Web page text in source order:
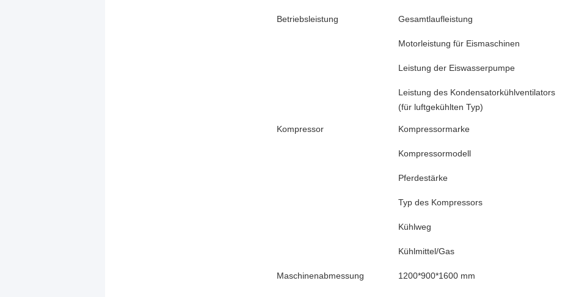
Betriebsleistung Gesamtlaufleistung
Motorleistung für Eismaschinen
Leistung der Eiswasserpumpe
Leistung des Kondensatorkühlventilators
(für luftgekühlten Typ)
Kompressor Kompressormarke
Kompressormodell
Pferdestärke
Typ des Kompressors
Kühlweg
Kühlmittel/Gas
Maschinenabmessung 1200*900*1600 mm